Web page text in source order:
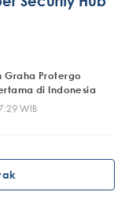
Graha Protergo
di Indonesia
WIB